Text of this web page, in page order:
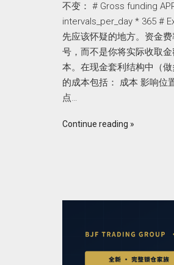
不变： # Gross funding
intervals_per_day * 365 #
先应该怀疑的地方。资金
号，而不是你将实际收取
本。在现金套利结构中（
的成本包括： 成本 影响位
点…
Continue reading